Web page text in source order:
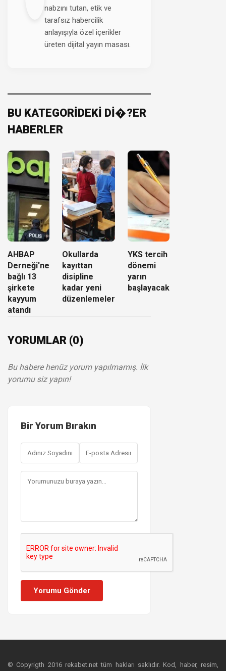
nabzını tutan, etik ve
tarafsız habercilik
anlayışıyla özel içerikler
üreten dijital yayın masası.
BU KATEGORİDEKİ Dİ�?ER
HABERLER
AHBAP
Derneği'ne
bağlı 13
şirkete
kayyum
atandı
Okullarda
kayıttan
disipline
kadar yeni
düzenlemeler
YKS tercih
dönemi
yarın
başlayacak
YORUMLAR (0)
Bu habere henüz yorum yapılmamış. İlk
yorumu siz yapın!
Bir Yorum Bırakın
Yorumu Gönder
© Copyrigth 2016 rekabet.net tüm hakları saklıdır. Kod, haber, resim,